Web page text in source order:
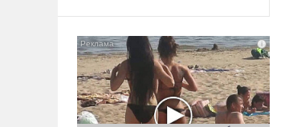
Сложившаяся ситуация
означает многолетний период
уязвимости США, например,
перед Китаем.